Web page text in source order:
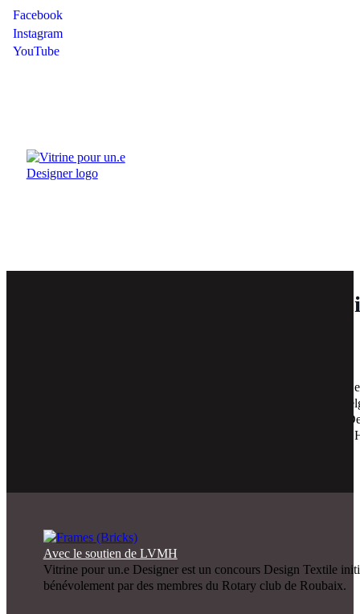
Facebook
Instagram
YouTube
Nos 5 entreprises partenaires
Prêt à porter, acoustique, mobilier et terrasses professionnelles, toiles
France…5 grandes marques historiques des hauts de France et de
engagées dans la 9ème Biennale Design&Textile Vitrine pour un.e
ces 5 enseignes soutiendront et challengerons nos 5 finalistes sous le
Avec le soutien de LVMH
Vitrine pour un.e Designer est un concours Design Textile
bénévolement par des membres du Rotary club de Roubaix.